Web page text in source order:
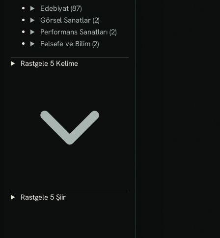
Edebiyat (87)
Görsel Sanatlar (2)
Performans Sanatları (2)
Felsefe ve Bilim (2)
Rastgele 5 Kelime
Rastgele 5 Şiir